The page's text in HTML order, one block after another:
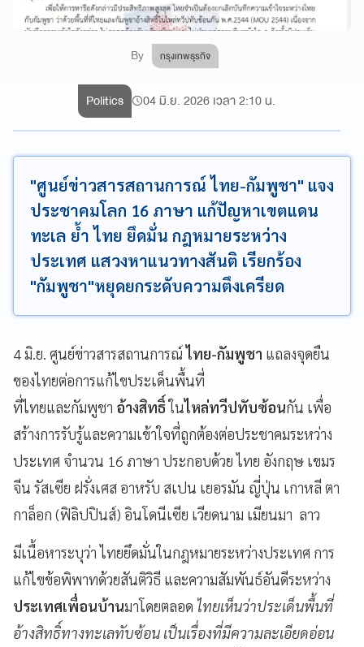
By กรุงเทพธุรกิจ
Politics 04 มิ.ย. 2026 เวลา 2:10 น.
"ศูนย์ข่าวสารสถานการณ์ ไทย-กัมพูชา" แจง
ประชาคมโลก 16 ภาษา แก้ปัญหาเขตแดน
ทะเล ย้ำ ไทย ยึดมั่น กฎหมายระหว่าง
ประเทศ แสวงหาแนวทางสันติ เรียกร้อง
"กัมพูชา"หยุดยกระดับความตึงเครียด
4 มิ.ย. ศูนย์ข่าวสารสถานการณ์ไทย-กัมพูชา แถลงจุดยืน
ของไทยต่อการแก้ไขประเด็นพื้นที่
ที่ไทยและกัมพูชา อ้างสิทธิ์ในไหล่ทวีปทับซ้อนกัน เพื่อ
สร้างการรับรู้และความเข้าใจที่ถูกต้องต่อประชาคมระหว่าง
ประเทศ จำนวน 16 ภาษา ประกอบด้วย ไทย อังกฤษ เขมร
จีน รัสเซีย ฝรั่งเศส อาหรับ สเปน เยอรมัน ญี่ปุ่น เกาหลี ตา
กาล็อก (ฟิลิปปินส์) อินโดนีเซีย เวียดนาม เมียนมา ลาว
มีเนื้อหาระบุว่า ไทยยึดมั่นในกฎหมายระหว่างประเทศ การ
แก้ไขข้อพิพาทด้วยสันติวิธี และความสัมพันธ์อันดีระหว่าง
ประเทศเพื่อนบ้านมาโดยตลอด ไทยเห็นว่าประเด็นพื้นที่
อ้างสิทธิ์ทางทะเลทับซ้อน เป็นเรื่องที่มีความละเอียดอ่อน